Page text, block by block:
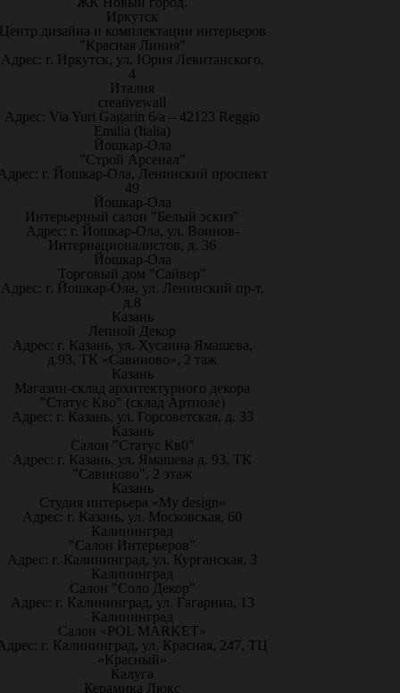
Иркутск
дизайна и комплектации интерьеров
"Красная Линия"
Адрес: г. Иркутск, ул. Юрия Левитанского,
4
Италия
creativewall
Адрес: Via Yuri Gagarin 6/a – 42123 Reggio
Emilia (Italia)
Йошкар-Ола
"Строй Арсенал"
г. Йошкар-Ола, Ленинский проспект
49
Йошкар-Ола
Интерьерный салон "Белый эскиз"
Адрес: г. Йошкар-Ола, ул. Воинов-
Интернационалистов, д. 36
Йошкар-Ола
Торговый дом "Сайвер"
Адрес: г. Йошкар-Ола, ул. Ленинский пр-т,
д.8
Казань
Лепной Декор
Адрес: г. Казань, ул. Хусаина Ямашева,
д.93, ТК «Савиново», 2 таж
Казань
Магазин-склад архитектурного декора
"Статус Кво" (склад Артполе)
Адрес: г. Казань, ул. Горсоветская, д. 33
Казань
Салон "Статус Кв0"
Адрес: г. Казань, ул. Ямашева д. 93, ТК
"Савиново", 2 этаж
Казань
Студия интерьера «My design»
Адрес: г. Казань, ул. Московская, 60
Калининград
"Салон Интерьеров"
Адрес: г. Калининград, ул. Курганская, 3
Калининград
Салон "Соло Декор"
Адрес: г. Калининград, ул. Гагарина, 13
Калининград
Салон «POL MARKET»
г. Калининград, ул. Красная, 247, ТЦ
«Красный»
Калуга
Керамика Люкс